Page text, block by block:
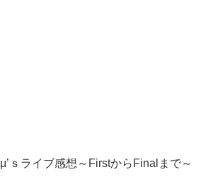
μ’ｓライブ感想～FirstからFinalまで～